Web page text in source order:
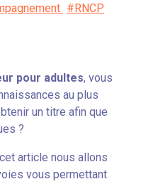
#RNCP
pour adultes, vous
au plus
un titre afin que
?
article nous allons
vous permettant